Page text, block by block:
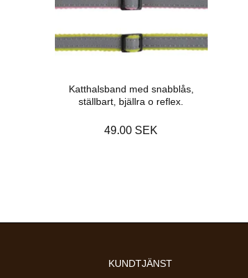
Katthalsband med snabblås,
ställbart, bjällra o reflex.
49.00 SEK
KUNDTJÄNST